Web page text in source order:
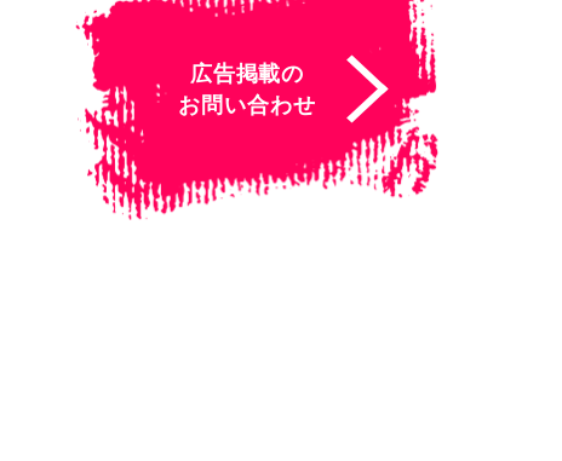
広告掲載の
お問い合わせ